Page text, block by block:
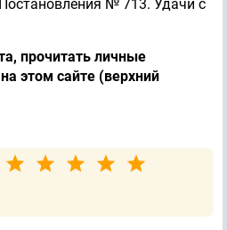
№ 713. Удачи с
прочитать личные
этом сайте (верхний